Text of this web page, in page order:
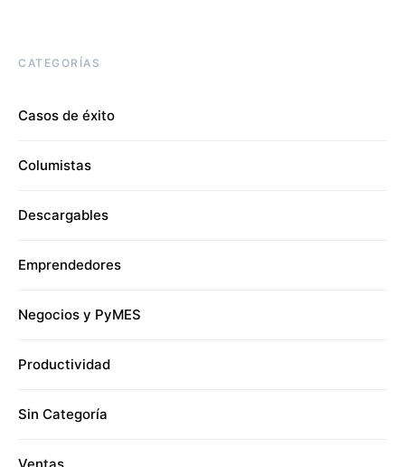
CATEGORÍAS
Casos de éxito
Columistas
Descargables
Emprendedores
Negocios y PyMES
Productividad
Sin Categoría